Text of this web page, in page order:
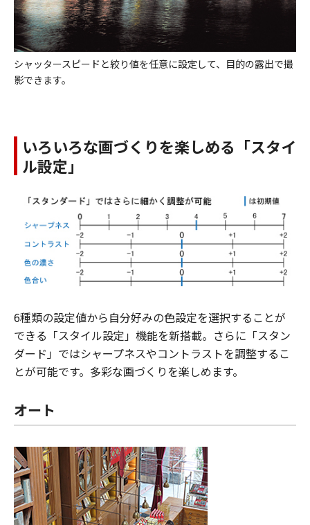
シャッタースピードと絞り値を任意に設定して、目的の露出で撮
影できます。
いろいろな画づくりを楽しめる「スタイ
ル設定」
6種類の設定値から自分好みの色設定を選択することが
できる「スタイル設定」機能を新搭載。さらに「スタン
ダード」ではシャープネスやコントラストを調整するこ
とが可能です。多彩な画づくりを楽しめます。
オート